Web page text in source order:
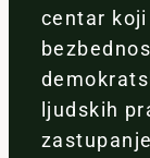
centar
ljudskih